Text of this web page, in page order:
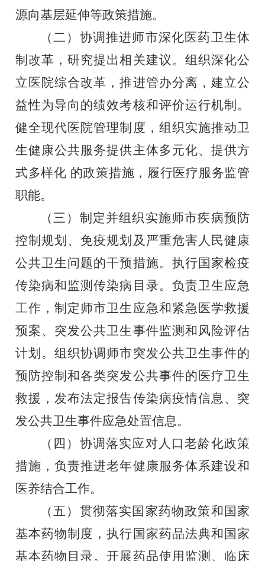
源向基层延伸等政策措施。
（二）协调推进师市深化医药卫生体
制改革，研究提出相关建议。组织深化公
立医院综合改革，推进管办分离，建立公
益性为导向的绩效考核和评价运行机制。
健全现代医院管理制度，组织实施推动卫
生健康公共服务提供主体多元化、提供方
式多样化 的政策措施，履行医疗服务监管
职能。
（三）制定并组织实施师市疾病预防
控制规划、免疫规划及 严重危害人民健康
公共卫生问题的干预措施。执行国家检疫
传染病和监测传染病目录。负责卫生应急
工作，制定师市卫生应急和 紧急医学救援
预案、突发公共卫生事件监测和风险评估
计划。组织协调师市突发公共卫生事件的
预防控制和各类突发公共事件的 医疗卫生
救援，发布法定报告传染病疫情信息、 突
发公共卫生事件应急处置信息。
（四）协调落实应对人口老龄化政策
措施，负责推进老年健康服务体系建设和
医养结合工作。
（五）贯彻落实国家药物政策和国家
基本药物制度，执行国 家药品法典和国家
基本药物目录。开展药品使用监测、临床